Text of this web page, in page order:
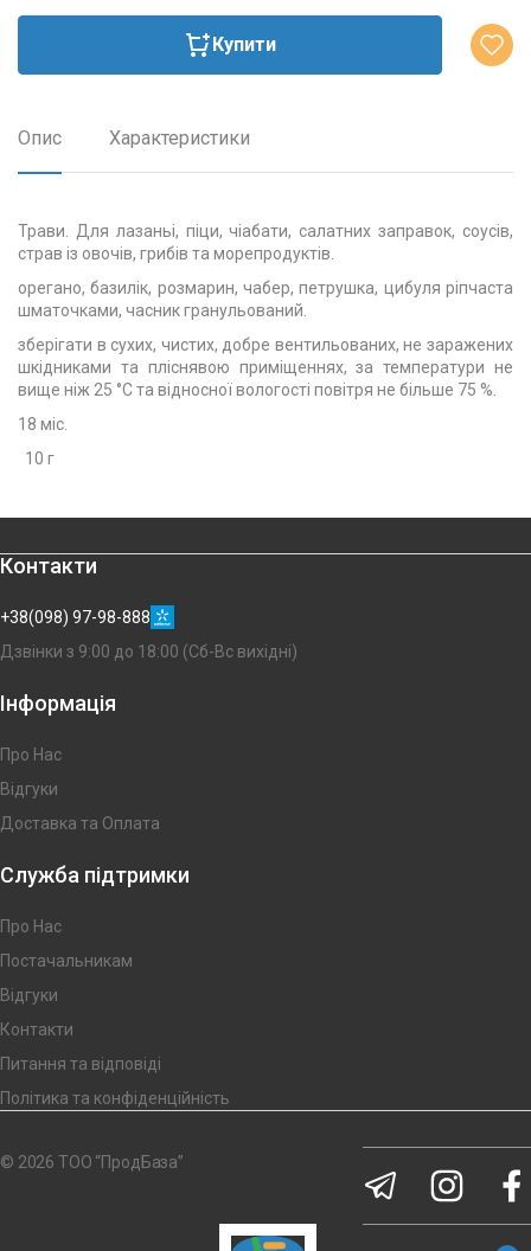
Купити
Опис Характеристики
Трави. Для лазаньі, піци, чіабати, салатних заправок, соусів,
страв із овочів, грибів та морепродуктів.
орегано, базилік, розмарин, чабер, петрушка, цибуля ріпчаста
шматочками, часник гранульований.
зберігати в сухих, чистих, добре вентильованих, не заражених
шкідниками та пліснявою приміщеннях, за температури не
вище ніж 25 °С та відносної вологості повітря не більше 75 %.
18 міс.
10 г
Контакти
+38(098) 97-98-888
Дзвінки з 9:00 до 18:00 (Сб-Вс вихідні)
Інформація
Про Нас
Відгуки
Доставка та Оплата
Служба підтримки
Про Нас
Постачальникам
Відгуки
Контакти
Питання та відповіді
Політика та конфіденційність
© 2026 ТОО “ПродБаза”